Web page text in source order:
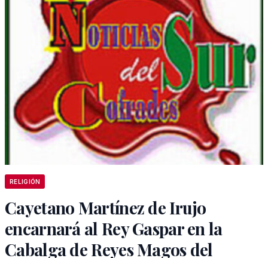
RELIGIÓN
Cayetano Martínez de Irujo
encarnará al Rey Gaspar en la
Cabalga de Reyes Magos del